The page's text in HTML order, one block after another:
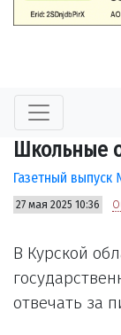
Школьные
Газетный выпуск
27 мая 2025 10:36
В Курской
отвечать за